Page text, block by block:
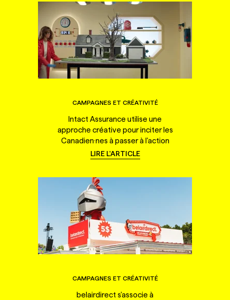
CAMPAGNES ET CRÉATIVITÉ
Intact Assurance utilise une
approche créative pour inciter les
Canadien·nes à passer à l'action
LIRE L'ARTICLE
CAMPAGNES ET CRÉATIVITÉ
belairdirect s'associe à